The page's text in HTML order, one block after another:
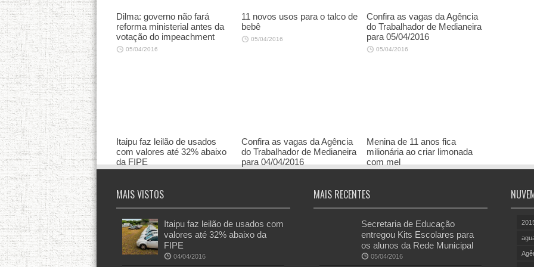
Dilma: governo não fará
reforma ministerial antes da
votação do impeachment
05/04/2016
11 novos usos para o talco de
bebê
05/04/2016
Confira as vagas da Agência
do Trabalhador de Medianeira
para 05/04/2016
05/04/2016
Itaipu faz leilão de usados
com valores até 32% abaixo
da FIPE
Confira as vagas da Agência
do Trabalhador de Medianeira
para 04/04/2016
Menina de 11 anos fica
milionária ao criar limonada
com mel
MAIS VISTOS
Itaipu faz leilão de usados com
valores até 32% abaixo da
FIPE
04/04/2016
MAIS RECENTES
Secretaria de Educação
entregou Kits Escolares para
os alunos da Rede Municipal
05/04/2016